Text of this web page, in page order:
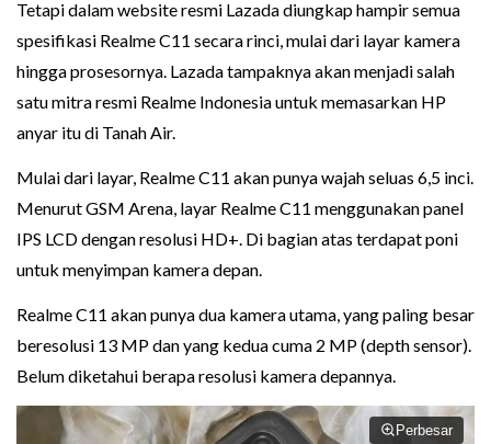
Tetapi dalam website resmi Lazada diungkap hampir semua
spesifikasi Realme C11 secara rinci, mulai dari layar kamera
hingga prosesornya. Lazada tampaknya akan menjadi salah
satu mitra resmi Realme Indonesia untuk memasarkan HP
anyar itu di Tanah Air.
Mulai dari layar, Realme C11 akan punya wajah seluas 6,5 inci.
Menurut GSM Arena, layar Realme C11 menggunakan panel
IPS LCD dengan resolusi HD+. Di bagian atas terdapat poni
untuk menyimpan kamera depan.
Realme C11 akan punya dua kamera utama, yang paling besar
beresolusi 13 MP dan yang kedua cuma 2 MP (depth sensor).
Belum diketahui berapa resolusi kamera depannya.
Perbesar